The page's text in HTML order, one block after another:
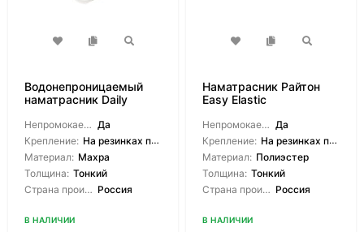
Водонепроницаемый
наматрасник Daily
Непромокаемый: Да
Крепление: На резинках по углам
Материал: Махра
Толщина: Тонкий
Страна производитель: Россия
В НАЛИЧИИ
Наматрасник Райтон
Easy Elastic
Непромокаемый: Да
Крепление: На резинках по углам
Материал: Полиэстер
Толщина: Тонкий
Страна производитель: Россия
В НАЛИЧИИ